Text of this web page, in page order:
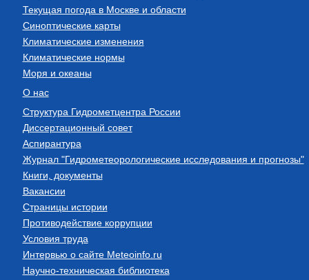
Текущая погода в Москве и области
Синоптические карты
Климатические изменения
Климатические нормы
Моря и океаны
О нас
Структура Гидрометцентра России
Диссертационный совет
Аспирантура
Журнал "Гидрометеорологические исследования и прогнозы"
Книги, документы
Вакансии
Страницы истории
Противодействие коррупции
Условия труда
Интервью о сайте Meteoinfo.ru
Научно-техническая библиотека